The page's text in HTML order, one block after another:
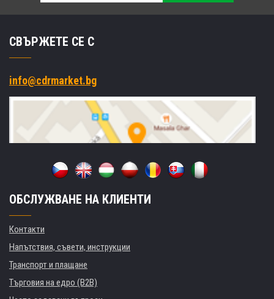
СВЪРЖЕТЕ СЕ С
info@cdrmarket.bg
ОБСЛУЖВАНЕ НА КЛИЕНТИ
Контакти
Напътствия, съвети, инструкции
Транспорт и плащане
Търговия на едро (B2B)